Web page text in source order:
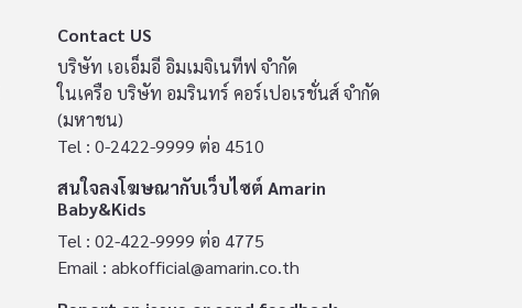
Contact US
บริษัท เอเอ็มอี อิมเมจิเนทีฟ จำกัด
ในเครือ บริษัท อมรินทร์ คอร์เปอเรชั่นส์ จำกัด
(มหาชน)
Tel : 0-2422-9999 ต่อ 4510
สนใจลงโฆษณากับเว็บไซต์ Amarin
Baby&Kids
Tel : 02-422-9999 ต่อ 4775
Email : abkofficial@amarin.co.th